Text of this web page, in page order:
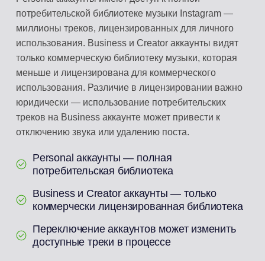
потребительской библиотеке музыки Instagram —
миллионы треков, лицензированных для личного
использования. Business и Creator аккаунты видят
только коммерческую библиотеку музыки, которая
меньше и лицензирована для коммерческого
использования. Различие в лицензировании важно
юридически — использование потребительских
треков на Business аккаунте может привести к
отключению звука или удалению поста.
Personal аккаунты — полная
потребительская библиотека
Business и Creator аккаунты — только
коммерчески лицензированная библиотека
Переключение аккаунтов может изменить
доступные треки в процессе